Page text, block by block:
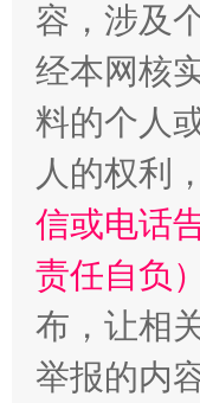
招工难、
容，涉及
经本网核
料的个人
人的权利
信或电话
责任自负）
布，让相
举报的内